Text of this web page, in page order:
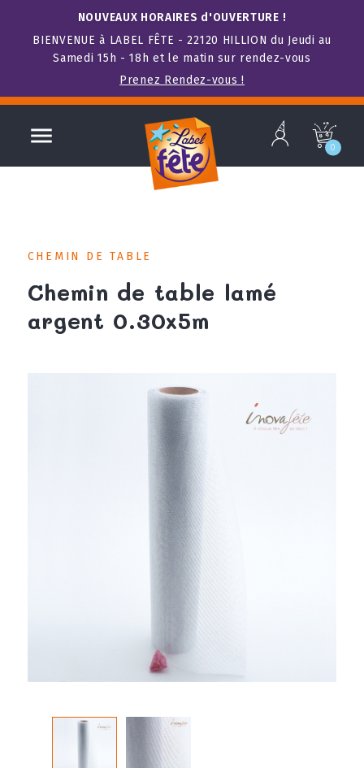
NOUVEAUX HORAIRES d'OUVERTURE !
BIENVENUE à LABEL FÊTE - 22120 HILLION du Jeudi au
Samedi 15h - 18h et le matin sur rendez-vous
Prenez Rendez-vous !
 b c
0
CHEMIN DE TABLE
Chemin de table lamé
argent 0.30x5m